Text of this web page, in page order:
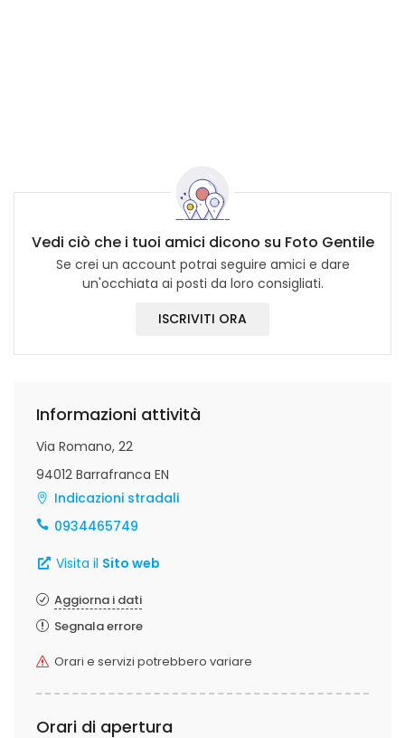
Vedi ciò che i tuoi amici dicono su Foto Gentile
Se crei un account potrai seguire amici e dare
un'occhiata ai posti da loro consigliati.
ISCRIVITI ORA
Informazioni attività
Via Romano, 22
94012 Barrafranca EN
Indicazioni stradali
0934465749
Visita il Sito web
Aggiorna i dati
Segnala errore
Orari e servizi potrebbero variare
Orari di apertura